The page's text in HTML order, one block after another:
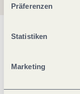
Präferenzen
Statistiken
Marketing